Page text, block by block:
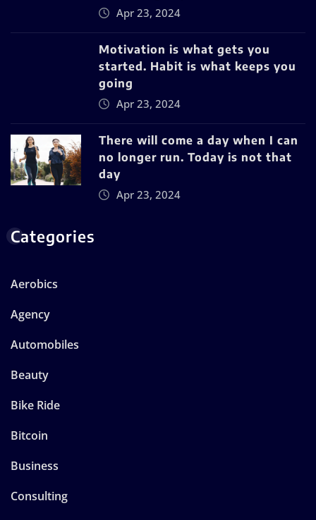
Apr 23, 2024
Motivation is what gets you
started. Habit is what keeps you
going
Apr 23, 2024
There will come a day when I can
no longer run. Today is not that
day
Apr 23, 2024
Categories
Aerobics
Agency
Automobiles
Beauty
Bike Ride
Bitcoin
Business
Consulting